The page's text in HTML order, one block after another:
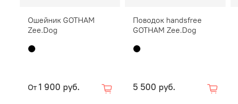
Ошейник GOTHAM
Zee.Dog
От 1 900 руб.
Поводок handsfree
GOTHAM Zee.Dog
5 500 руб.